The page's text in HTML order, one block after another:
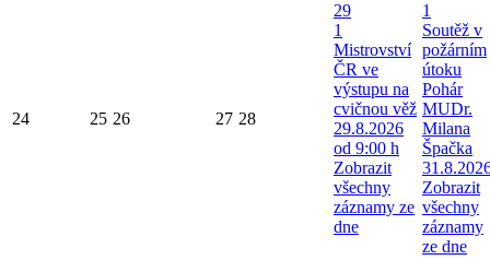
24 25 26 27 28
29
1
Mistrovství
ČR ve
výstupu na
cvičnou věž
29.8.2026
od 9:00 h
Zobrazit
všechny
záznamy ze
dne
1
Soutěž v
požárním
útoku
Pohár
MUDr.
Milana
Špačka
Zobrazit
všechny
záznamy
ze dne